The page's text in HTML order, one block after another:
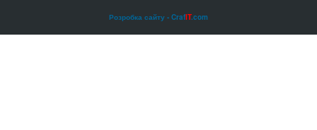
Розробка сайту - CrafIT.com